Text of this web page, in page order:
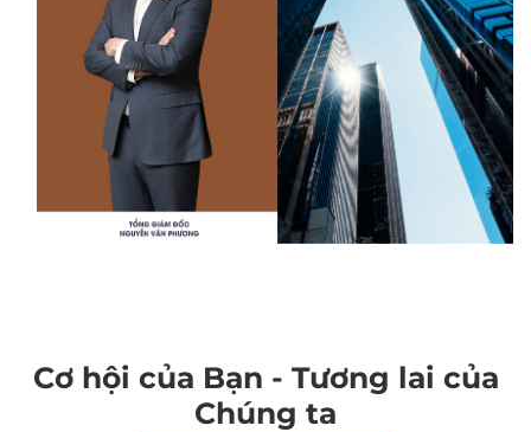
Cơ hội của Bạn - Tương lai của
Chúng ta